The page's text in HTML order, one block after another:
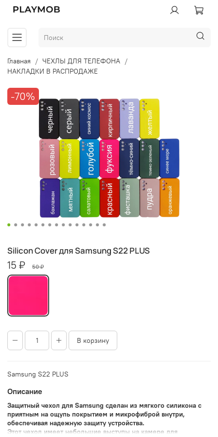
Главная
ЧЕХЛЫ ДЛЯ ТЕЛЕФОНА
НАКЛАДКИ В РАСПРОДАЖЕ
-70%
Silicon Cover для Samsung S22 PLUS
15 ₽ 50 ₽
В корзину
Samsung S22 PLUS
Описание
Защитный чехол для Samsung сделан из мягкого силикона с
приятным на ощупь покрытием и микрофиброй внутри,
обеспечивая надежную защиту устройства.
Этот чехол имеет небольшие выступы на камере для